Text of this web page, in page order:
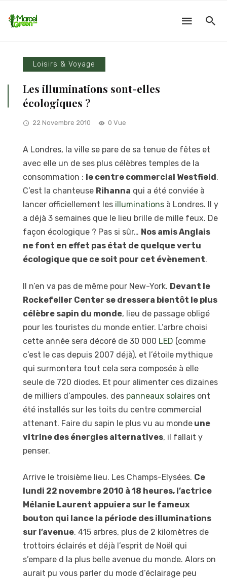
Loisirs & Voyage
Les illuminations sont-elles
écologiques ?
22 Novembre 2010 0 Vue
A Londres, la ville se pare de sa tenue de fêtes et
avec elle un de ses plus célèbres temples de la
consommation : le centre commercial Westfield.
C’est la chanteuse Rihanna qui a été conviée à
lancer officiellement les illuminations à Londres. Il y
a déjà 3 semaines que le lieu brille de mille feux. De
façon écologique ? Pas si sûr… Nos amis Anglais
ne font en effet pas état de quelque vertu
écologique que ce soit pour cet évènement.
Il n’en va pas de même pour New-York. Devant le
Rockefeller Center se dressera bientôt le plus
célèbre sapin du monde, lieu de passage obligé
pour les touristes du monde entier. L’arbre choisi
cette année sera décoré de 30 000 LED (comme
c’est le cas depuis 2007 déjà), et l’étoile mythique
qui surmontera tout cela sera composée à elle
seule de 720 diodes. Et pour alimenter ces dizaines
de milliers d’ampoules, des panneaux solaires ont
été installés sur les toits du centre commercial
attenant. Faire du sapin le plus vu au monde une
vitrine des énergies alternatives, il fallait y
penser.
Arrive le troisième lieu. Les Champs-Elysées. Ce
lundi 22 novembre 2010 à 18 heures, l’actrice
Mélanie Laurent appuiera sur le fameux
bouton qui lance la période des illuminations
sur l’avenue. 415 arbres, plus de 2 kilomètres de
trottoirs éclairés et déjà l’esprit de Noël qui
s’empare d la plus belle avenue du monde. Alors on
aurait pu vous parler du mode d’éclairage peu